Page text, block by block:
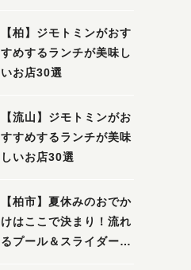
【柏】ジモトミンがおす
すめするランチが美味し
いお店30選
【流山】ジモトミンがお
すすめするランチが美味
しいお店30選
【柏市】夏休みのおでか
けはここで決まり！流れ
るプール＆スライダーに